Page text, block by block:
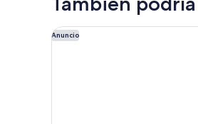
King
y
sofá
Anuncio
SpringHill Suites by